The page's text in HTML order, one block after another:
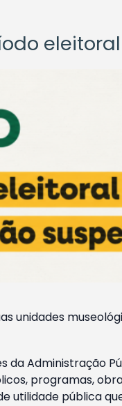
eleitoral
unidades
da Administração
programas,
utilidade pública